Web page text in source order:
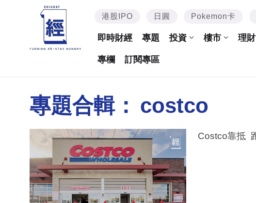
港股IPO 日圓 Pokemon卡
即時財經 專題 投資 樓市 理財
專欄 訂閱專區
專題合輯： costco
Costco靠抵